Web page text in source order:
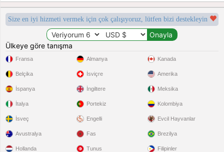
Size en iyi hizmeti vermek için çok çalışıyoruz, lütfen bizi destekleyin
Ülkeye göre tanışma
Fransa
Belçika
İspanya
İtalya
İsveç
Almanya
İsviçre
İngiltere
Portekiz
Engelli
Kanada
Amerika
Meksika
Kolombiya
Evcil Hayvanlar
Avustralya
Hollanda
Fas
Tunus
Brezilya
Filipinler